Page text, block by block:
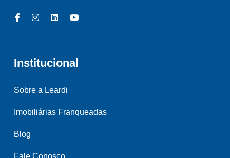
Institucional
Sobre a Leardi
Imobiliárias Franqueadas
Blog
Fale Conosco